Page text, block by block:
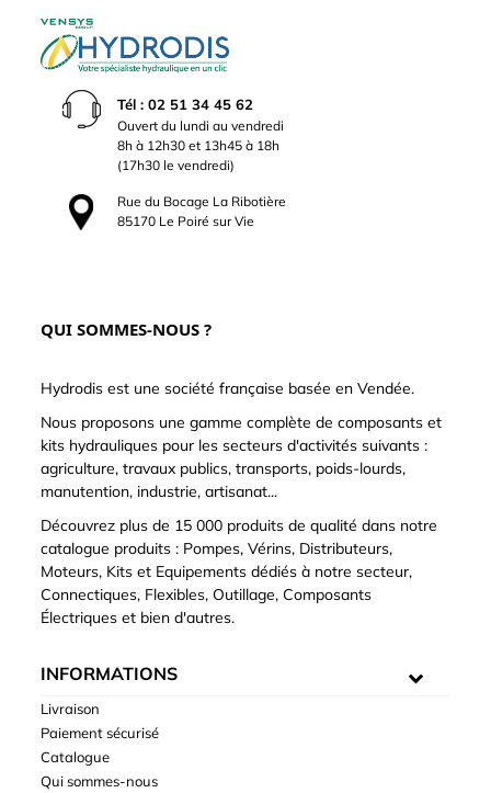
Tél : 02 51 34 45 62
Ouvert du lundi au vendredi
8h à 12h30 et 13h45 à 18h
(17h30 le vendredi)
Rue du Bocage La Ribotière
85170 Le Poiré sur Vie
QUI SOMMES-NOUS ?
Hydrodis est une société française basée en Vendée.
Nous proposons une gamme complète de composants et
kits hydrauliques pour les secteurs d'activités suivants :
agriculture, travaux publics, transports, poids-lourds,
manutention, industrie, artisanat...
Découvrez plus de 15 000 produits de qualité dans notre
catalogue produits : Pompes, Vérins, Distributeurs,
Moteurs, Kits et Equipements dédiés à notre secteur,
Connectiques, Flexibles, Outillage, Composants
Électriques et bien d'autres.
INFORMATIONS
Livraison
Paiement sécurisé
Catalogue
Qui sommes-nous